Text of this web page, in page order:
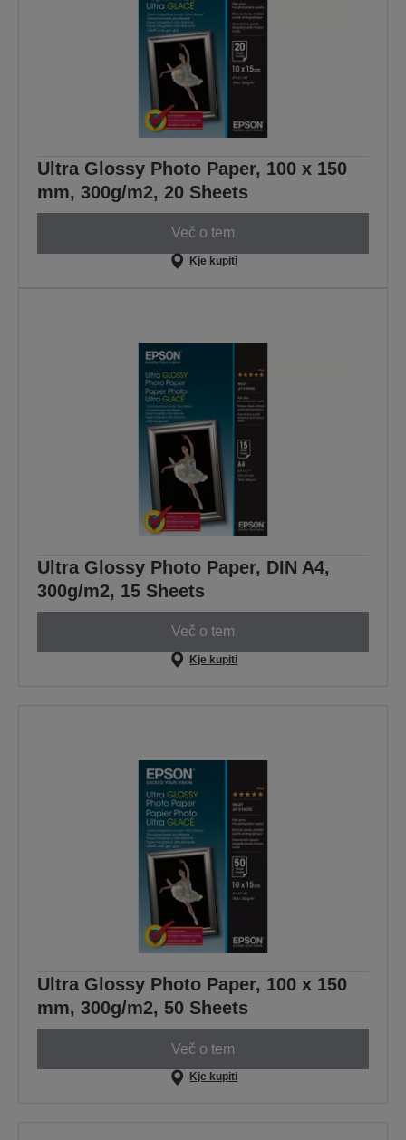
Ultra Glossy Photo Paper, 100 x 150
mm, 300g/m2, 20 Sheets
Več o tem
Kje kupiti
Ultra Glossy Photo Paper, DIN A4,
300g/m2, 15 Sheets
Več o tem
Kje kupiti
Ultra Glossy Photo Paper, 100 x 150
mm, 300g/m2, 50 Sheets
Več o tem
Kje kupiti